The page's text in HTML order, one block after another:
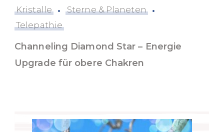
Kristalle
Sterne & Planeten
Telepathie
Channeling Diamond Star – Energie
Upgrade für obere Chakren